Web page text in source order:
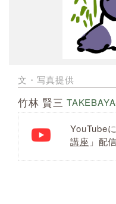
文・写真提供
竹林 賢三
YouTube
講座 」 配